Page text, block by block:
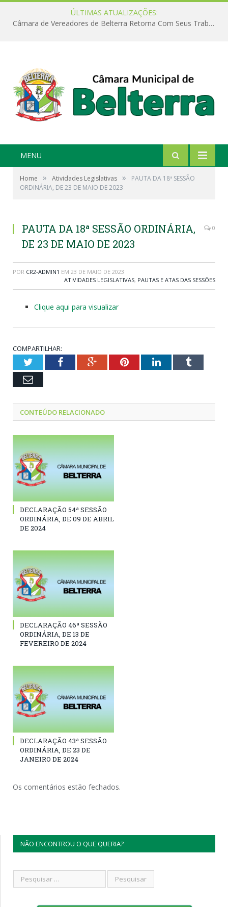
ÚLTIMAS ATUALIZAÇÕES:
Câmara de Vereadores de Belterra Retorna Com Seus Trabalhos Legislativos
MENU
Home » Atividades Legislativas »
PAUTA DA 18ª SESSÃO
ORDINÁRIA, DE 23 DE MAIO DE 2023
PAUTA DA 18ª SESSÃO ORDINÁRIA,
DE 23 DE MAIO DE 2023
0
POR CR2-ADMIN1 EM 23 DE MAIO DE 2023
ATIVIDADES LEGISLATIVAS, PAUTAS E ATAS DAS SESSÕES
Clique aqui para visualizar
COMPARTILHAR:
TwitterFacebookGoogle+PinterestLinkedInTumblr
Email
CONTEÚDO RELACIONADO
DECLARAÇÃO 54ª SESSÃO
ORDINÁRIA, DE 09 DE ABRIL
DE 2024
DECLARAÇÃO 46ª SESSÃO
ORDINÁRIA, DE 13 DE
FEVEREIRO DE 2024
DECLARAÇÃO 43ª SESSÃO
ORDINÁRIA, DE 23 DE
JANEIRO DE 2024
Os comentários estão fechados.
NÃO ENCONTROU O QUE QUERIA?